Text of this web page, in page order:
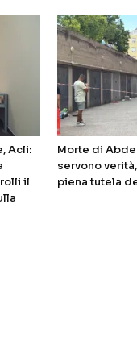
Acli:
il
Morte di
servono
piena tutela